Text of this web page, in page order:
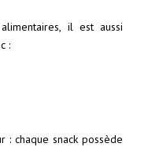
il est aussi
:
: chaque snack possède